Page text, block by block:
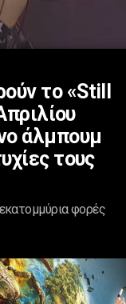
το «Still
άλμπουμ
τους
φορές